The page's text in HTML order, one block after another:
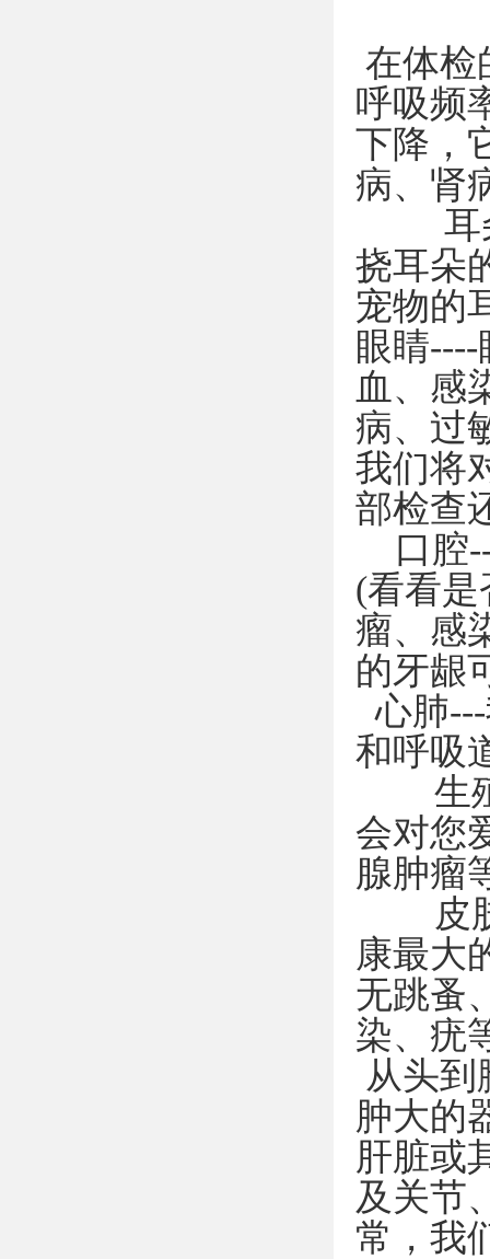
在体检
呼吸频
下降，
病、肾
耳朵
挠耳朵
宠物的
眼睛
血、感
病、过
我们将
部检查
口腔
(看看
瘤、感
的牙龈
心肺
和呼吸
生殖
会对您
腺肿瘤
皮肤
康最大
无跳蚤
染、疣
从头
肿大的
肝脏或
及关节
常，我